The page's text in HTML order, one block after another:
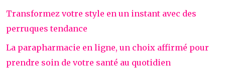
Transformez votre style en un instant avec des
perruques tendance
La parapharmacie en ligne, un choix affirmé pour
prendre soin de votre santé au quotidien